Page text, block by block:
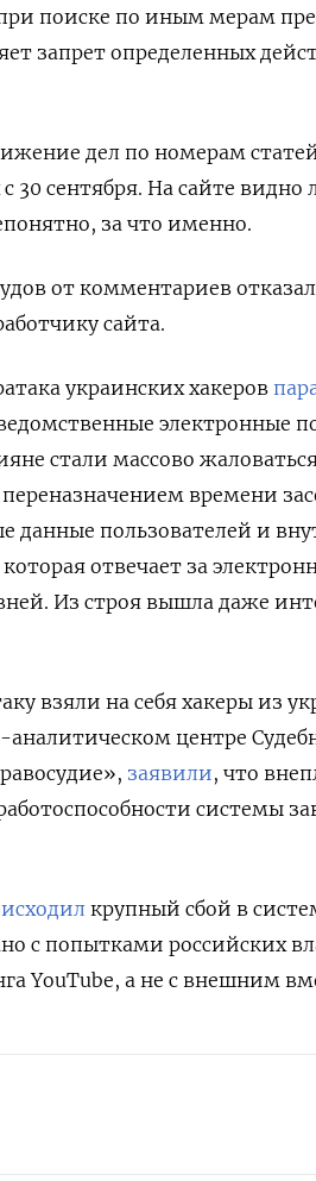
поиске по иным мерам
запрет определенных
дел по номерам
30 сентября. На сайте видно
за что именно.
от комментариев
сайта.
украинских хакеров
электронные
стали массово
времени
данные пользователей и
отвечает за
Из строя вышла даже
взяли на себя хакеры из
центре
заявили, что
системы
крупный сбой в
с попытками российских
YouTube, а не с внешним